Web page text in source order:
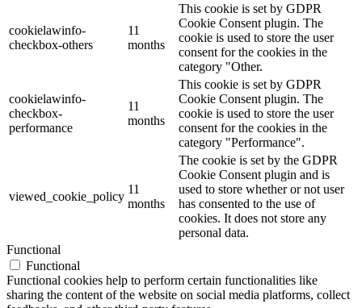
cookielawinfo-
checkbox-others
11
months
This cookie is set by GDPR
Cookie Consent plugin. The
cookie is used to store the user
consent for the cookies in the
category "Other.
cookielawinfo-
checkbox-
performance
11
months
This cookie is set by GDPR
Cookie Consent plugin. The
cookie is used to store the user
consent for the cookies in the
category "Performance".
viewed_cookie_policy
11
months
The cookie is set by the GDPR
Cookie Consent plugin and is
used to store whether or not user
has consented to the use of
cookies. It does not store any
personal data.
Functional
Functional
Functional cookies help to perform certain functionalities like
sharing the content of the website on social media platforms, collect